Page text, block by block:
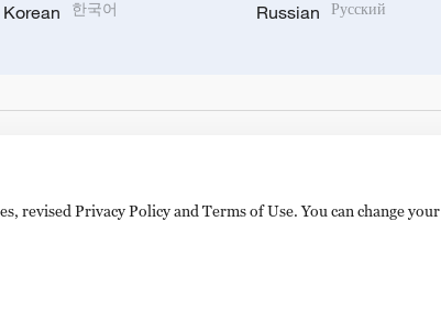
Korean 한국어 Russian Русский
Road, Beijing, China. 100040
revised Privacy Policy and Terms of Use. You can change your